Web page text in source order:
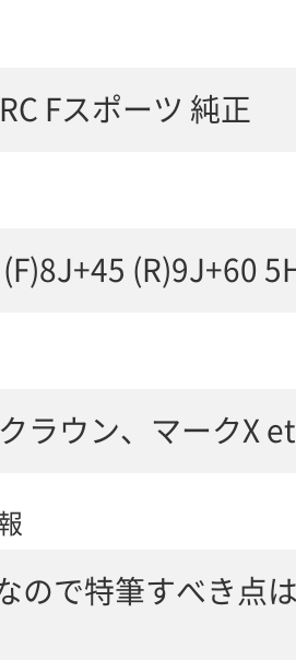
Fスポーツ 純正
(R)9J+60
ラウン、マークX
ので特筆すべき点